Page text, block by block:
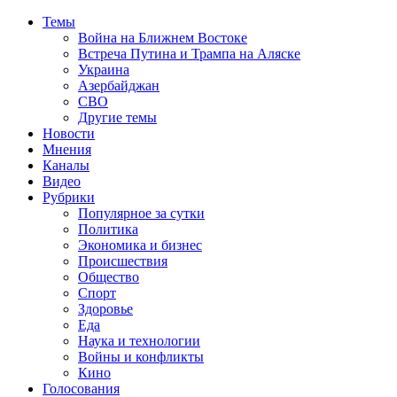
Темы
Война на Ближнем Востоке
Встреча Путина и Трампа на Аляске
Украина
Азербайджан
СВО
Другие темы
Новости
Мнения
Каналы
Видео
Рубрики
Популярное за сутки
Политика
Экономика и бизнес
Происшествия
Общество
Спорт
Здоровье
Еда
Наука и технологии
Войны и конфликты
Кино
Голосования